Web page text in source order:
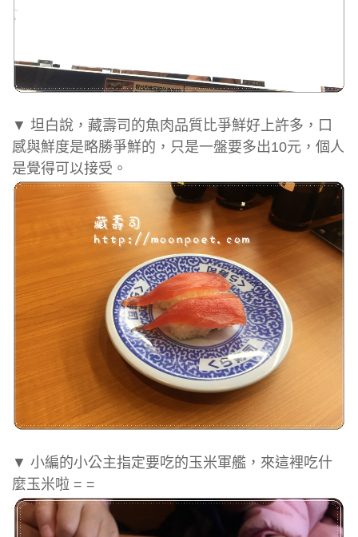
▼ 坦白說，藏壽司的魚肉品質比爭鮮好上許多，口
感與鮮度是略勝爭鮮的，只是一盤要多出10元，個人
是覺得可以接受。
▼ 小編的小公主指定要吃的玉米軍艦，來這裡吃什
麼玉米啦 = =